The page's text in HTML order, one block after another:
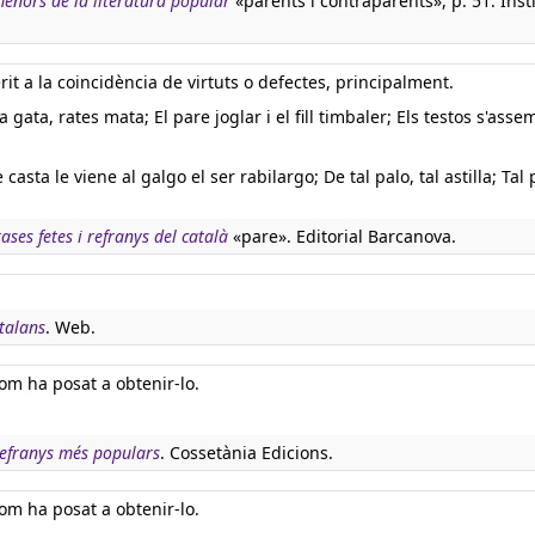
a la coincidència de virtuts o defectes, principalment.
rates mata; El pare joglar i el fill timbaler; Els testos
le viene al galgo el ser rabilargo; De tal palo, tal astilla; Tal
fetes i refranys del català «pare». Editorial Barcanova.
. Web.
ha posat a obtenir-lo.
més populars. Cossetània Edicions.
ha posat a obtenir-lo.